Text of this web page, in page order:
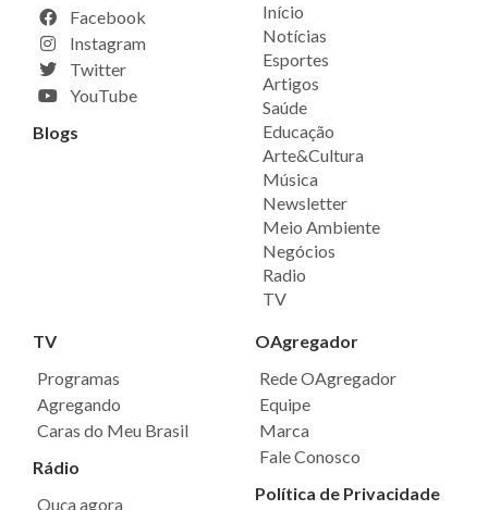
Facebook
Instagram
Twitter
YouTube
Blogs
Início
Notícias
Esportes
Artigos
Saúde
Educação
Arte&Cultura
Música
Newsletter
Meio Ambiente
Negócios
Radio
TV
TV
Programas
Agregando
Caras do Meu Brasil
Rádio
Ouça agora
OAgregador
Rede OAgregador
Equipe
Marca
Fale Conosco
Política de Privacidade